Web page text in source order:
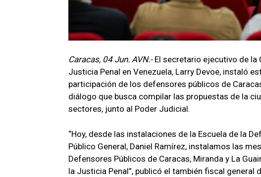
Caracas, 04 Jun. AVN.- El secretario ejecutivo de la
Justicia Penal en Venezuela, Larry Devoe, instaló
participación de los defensores públicos de
diálogo que busca compilar las propuestas de la
sectores, junto al Poder Judicial.
“Hoy, desde las instalaciones de la Escuela de la
Público General, Daniel Ramírez, instalamos las
Defensores Públicos de Caracas, Miranda y La
la Justicia Penal”, publicó el también fiscal general